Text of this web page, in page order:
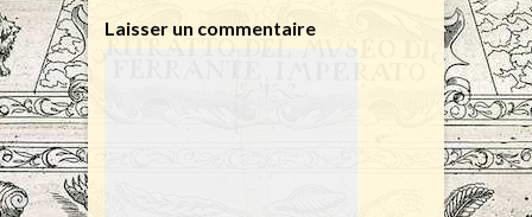
Laisser un commentaire